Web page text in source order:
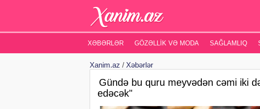
XƏBƏRLƏR GÖZƏLLIK VƏ MODA SAĞLAMLIQ
Xanim.az / Xəbərlər
Gündə bu quru meyvədən cəmi iki
edəcək"